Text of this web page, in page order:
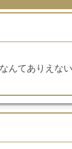
んてありえな